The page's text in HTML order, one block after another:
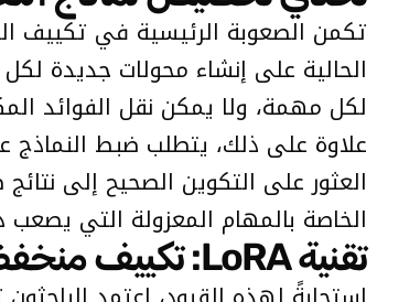
تكمن الصعوبة الرئيسية في تكييف
الحالية على إنشاء محولات جديدة
لكل مهمة، ولا يمكن نقل الفوائد
علاوة على ذلك، يتطلب ضبط النماذج
العثور على التكوين الصحيح إلى
الخاصة بالمهام المعزولة التي
تقنية LoRA: تكييف منخفض الرتبة